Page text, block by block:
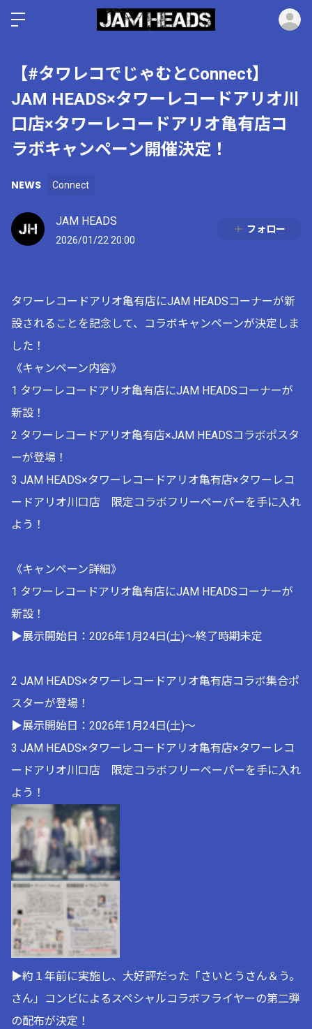
【#タワレコでじゃむとConnect】
JAM HEADS×タワーレコードアリオ川
口店×タワーレコードアリオ亀有店コ
ラボキャンペーン開催決定！
NEWS Connect
JAM HEADS
2026/01/22 20:00
フォロー
タワーレコードアリオ亀有店にJAM HEADSコーナーが新
設されることを記念して、コラボキャンペーンが決定しま
した！
《キャンペーン内容》
1 タワーレコードアリオ亀有店にJAM HEADSコーナーが
新設！
2 タワーレコードアリオ亀有店×JAM HEADSコラボポスタ
ーが登場！
3 JAM HEADS×タワーレコードアリオ亀有店×タワーレコ
ードアリオ川口店 限定コラボフリーペーパーを手に入れ
よう！
《キャンペーン詳細》
1 タワーレコードアリオ亀有店にJAM HEADSコーナーが
新設！
▶展示開始日：2026年1月24日(土)～終了時期未定
2 JAM HEADS×タワーレコードアリオ亀有店コラボ集合ポ
スターが登場！
▶展示開始日：2026年1月24日(土)～
3 JAM HEADS×タワーレコードアリオ亀有店×タワーレコ
ードアリオ川口店 限定コラボフリーペーパーを手に入れ
よう！
▶約１年前に実施し、大好評だった「さいとうさん＆う。
さん」コンビによるスペシャルコラボフライヤーの第二弾
の配布が決定！